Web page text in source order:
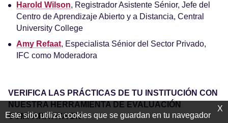
Harold Wilson, Registrador Asistente Sénior, Jefe del
Centro de Aprendizaje Abierto y a Distancia, Central
University College
Amy Refaat, Especialista Sénior del Sector Privado,
IFC como Moderadora
VERIFICA LAS PRÁCTICAS DE TU INSTITUCIÓN CON
NUESTRA HERRAMIENTA DE EVALUACIÓN
COMPARATIVA EN
X
Este sitio utiliza cookies que se guardan en tu navegador